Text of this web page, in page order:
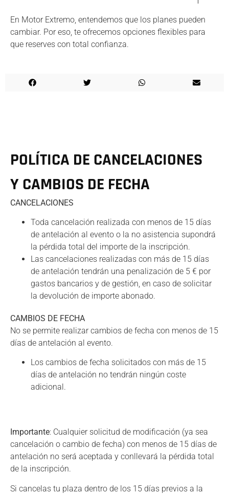
En Motor Extremo, entendemos que los planes pueden
cambiar. Por eso, te ofrecemos opciones flexibles para
que reserves con total confianza.
POLÍTICA DE CANCELACIONES
Y CAMBIOS DE FECHA
CANCELACIONES
Toda cancelación realizada con menos de 15 días
de antelación al evento o la no asistencia supondrá
la pérdida total del importe de la inscripción.
Las cancelaciones realizadas con más de 15 días
de antelación tendrán una penalización de 5 € por
gastos bancarios y de gestión, en caso de solicitar
la devolución de importe abonado.
CAMBIOS DE FECHA
No se permite realizar cambios de fecha con menos de 15
días de antelación al evento.
Los cambios de fecha solicitados con más de 15
días de antelación no tendrán ningún coste
adicional.
Importante: Cualquier solicitud de modificación (ya sea
cancelación o cambio de fecha) con menos de 15 días de
antelación no será aceptada y conllevará la pérdida total
de la inscripción.
Si cancelas tu plaza dentro de los 15 días previos a la